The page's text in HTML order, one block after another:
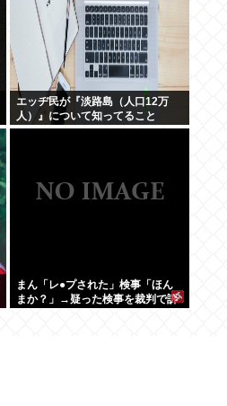
エッヂ民が『淡路島（人口12万
人）』について知ってること
まん「レ●プされた」検事「ほん
まか？」→疑った検事を裁判で訴